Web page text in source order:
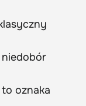
to oznaka